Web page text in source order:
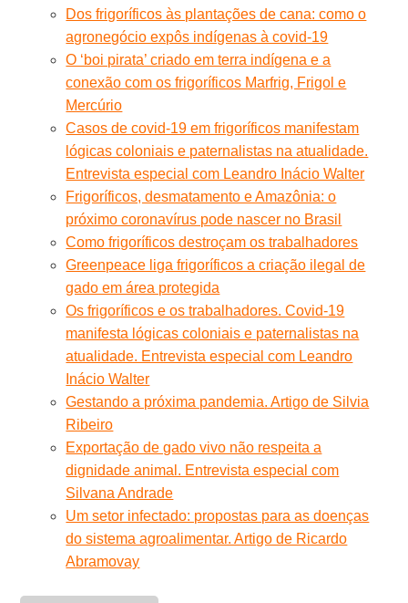
Dos frigoríficos às plantações de cana: como o
agronegócio expôs indígenas à covid-19
O ‘boi pirata’ criado em terra indígena e a
conexão com os frigoríficos Marfrig, Frigol e
Mercúrio
Casos de covid-19 em frigoríficos manifestam
lógicas coloniais e paternalistas na atualidade.
Entrevista especial com Leandro Inácio Walter
Frigoríficos, desmatamento e Amazônia: o
próximo coronavírus pode nascer no Brasil
Como frigoríficos destroçam os trabalhadores
Greenpeace liga frigoríficos a criação ilegal de
gado em área protegida
Os frigoríficos e os trabalhadores. Covid-19
manifesta lógicas coloniais e paternalistas na
atualidade. Entrevista especial com Leandro
Inácio Walter
Gestando a próxima pandemia. Artigo de Silvia
Ribeiro
Exportação de gado vivo não respeita a
dignidade animal. Entrevista especial com
Silvana Andrade
Um setor infectado: propostas para as doenças
do sistema agroalimentar. Artigo de Ricardo
Abramovay